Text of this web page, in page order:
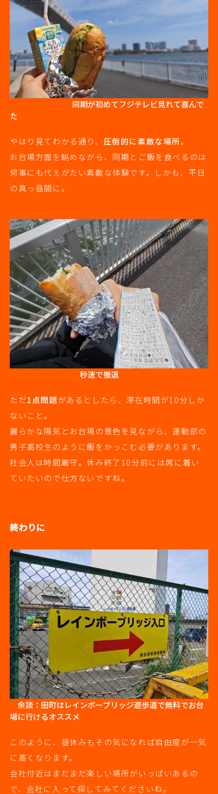
同期が初めてフジテレビ見れて喜んで
た
やはり見てわかる通り、 圧倒的に素敵な場所。
お台場方面を眺めながら、同期とご飯を食べるのは
何事にも代えがたい素敵な体験です。しかも、平日
の真っ昼間に。
秒速で撤退
ただ1点問題があるとしたら、滞在時間が10分しか
ないこと。
麗らかな陽気とお台場の景色を見ながら、運動部の
男子高校生のように飯をかっこむ必要があります。
社会人は時間厳守。休み終了10分前には席に着い
ていたいので仕方ないですね。
終わりに
余談：田町はレインボーブリッジ遊歩道で無料でお台
場に行けるオススメ
このように、昼休みもその気になれば自由度が一気
に高くなります。
会社付近はまだまだ楽しい場所がいっぱいあるの
で、会社に入って探してみてくださいね。